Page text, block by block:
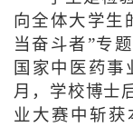
向全体大学生
当奋斗者”专
国家中医药事
月，学校博士
业大赛中斩获